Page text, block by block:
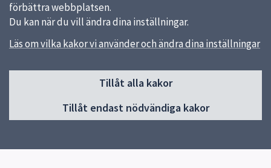
förbättra webbplatsen.
Du kan när du vill ändra dina inställningar.
Läs om vilka kakor vi använder och ändra dina inställningar
Tillåt alla kakor
Tillåt endast nödvändiga kakor
Sidfot
Om Pedagog Uppsala